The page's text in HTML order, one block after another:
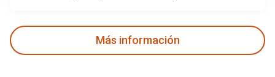
Más información